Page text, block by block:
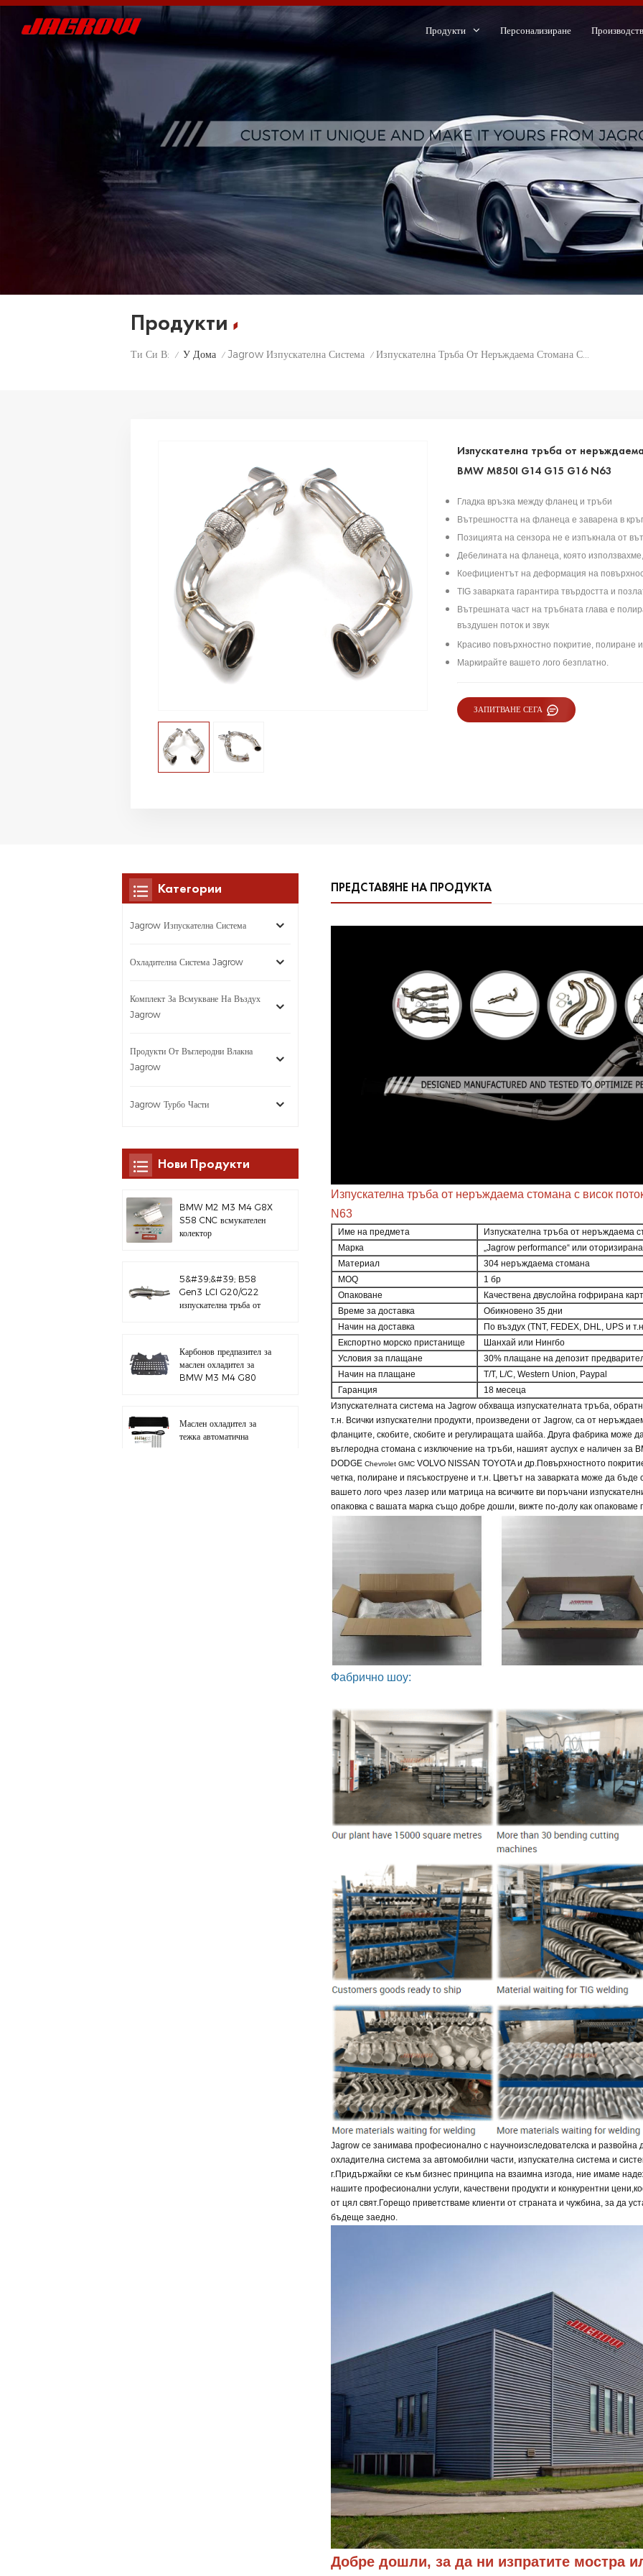
Продукти Персонализиране
Продукти
Ти Си В: / У Дома / Jagrow Изпускателна Система / Изпускателна Тръба От Неръждаема Стомана С Висок Поток 304 За BMW M850I G14 G15 G16 N63
Изпускателна тръба от
BMW M850I G14 G15 G16 N63
Гладка връзка между фланец и тръби
Вътрешността на фланеца е заварена в
Позицията на сензора не е изпъкнала от
Дебелината на фланеца, която
Коефициентът на деформация на
TIG заварката гарантира твърдостта и
Вътрешната част на тръбната глава е
въздушен поток и звук
Красиво повърхностно покритие, полиране
Маркирайте вашето лого безплатно.
ЗАПИТВАНЕ СЕГА
ПРЕДСТАВЯНЕ НА ПРОДУКТА
Изпускателна тръба от неръждаема стомана с висок
N63
Име на предмета
Изпускателна тръба от неръждаема
Марка
„Jagrow performance“ или
Материал
304 неръждаема стомана
MOQ
1 бр
Опаковане
Качествена двуслойна гофрирана
Време за доставка
Обикновено 35 дни
Начин на доставка
По въздух (TNT, FEDEX, DHL, UPS и
Експортно морско пристанище
Шанхай или Нингбо
Условия за плащане
30% плащане на депозит
Начин на плащане
T/T, L/C, Western Union, Paypal
Гаранция
18 месеца
Изпускателната система на Jagrow обхваща изпускателната тръба,
т.н. Всички изпускателни продукти, произведени от Jagrow, са от
фланците, скобите, скобите и регулиращата шайба. Друга фабрика може
въглеродна стомана с изключение на тръби, нашият ауспух е наличен за
DODGEChevrolet GMCVOLVO NISSAN TOYOTA и др.Повърхностното
четка, полиране и пясъкоструене и т.н. Цветът на заварката може да
вашето лого чрез лазер или матрица на всичките ви поръчани
опаковка с вашата марка също добре дошли, вижте по-долу как опаковаме
Фабрично шоу:
Jagrow се занимава професионално с научноизследователска и развойна
охладителна система за автомобилни части, изпускателна система и
г. Придържайки се към бизнес принципа на взаимна изгода, ние имаме
нашите професионални услуги, качествени продукти и конкурентни цени,
от цял свят. Горещо приветстваме клиенти от страната и чужбина, за да
бъдеще заедно.
Добре дошли, за да ни изпратите мостра
Категории
Jagrow Изпускателна Система
Охладителна Система Jagrow
Комплект За Всмукване На Въздух
Jagrow
Продукти От Въглеродни Влакна
Jagrow
Jagrow Турбо Части
Нови Продукти
BMW M2 M3 M4 G8X
S58 CNC всмукателен
колектор
5&#39;&#39; B58
Gen3 LCI G20/G22
изпускателна тръба от
Карбонов предпазител за
маслен охладител за
BMW M3 M4 G80
Маслен охладител за
тежка автоматична